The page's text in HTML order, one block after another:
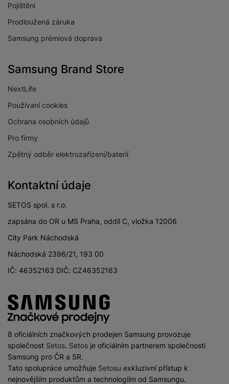
Pojištění
Prodloužená záruka
Samsung prémiová doprava
Samsung Brand Store
NextLife
Používaní cookies
Ochrana osobních údajů
Pro firmy
Zpětný odběr elektrozařízení/baterií
Kontaktní údaje
SETOS spol. s r.o.
zapsána do OR u MS Praha, oddíl C, vložka 12006
City Park Náchodská
Náchodská 2396/21, 193 00
IČ: 46352163 DIČ: CZ46352163
8 oficiálních značkových prodejen Samsung provozuje
společnost Setos. Setos je oficiálním partnerem společnosti
Samsung pro ČR a SR.
Tato spolupráce umožňuje Setosu exkluzivní přístup k
nejnovějším produktům a technologiím od Samsungu.